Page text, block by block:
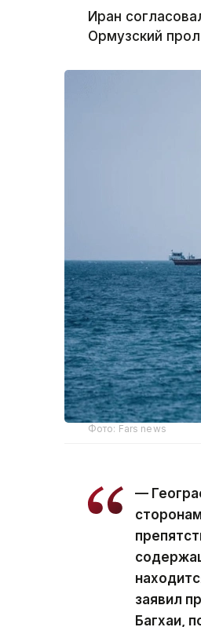
Иран
Ормузский
Фото: Fars news
—
заявил
Багхаи,